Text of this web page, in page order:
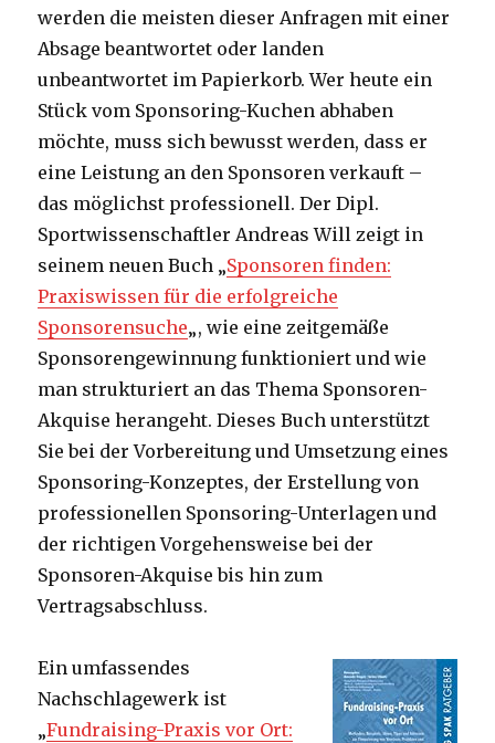
werden die meisten dieser Anfragen mit einer
Absage beantwortet oder landen
unbeantwortet im Papierkorb. Wer heute ein
Stück vom Sponsoring-Kuchen abhaben
möchte, muss sich bewusst werden, dass er
eine Leistung an den Sponsoren verkauft –
das möglichst professionell. Der Dipl.
Sportwissenschaftler Andreas Will zeigt in
seinem neuen Buch „Sponsoren finden:
Praxiswissen für die erfolgreiche
Sponsorensuche„, wie eine zeitgemäße
Sponsorengewinnung funktioniert und wie
man strukturiert an das Thema Sponsoren-
Akquise herangeht. Dieses Buch unterstützt
Sie bei der Vorbereitung und Umsetzung eines
Sponsoring-Konzeptes, der Erstellung von
professionellen Sponsoring-Unterlagen und
der richtigen Vorgehensweise bei der
Sponsoren-Akquise bis hin zum
Vertragsabschluss.
Ein umfassendes
Nachschlagewerk ist
„Fundraising-Praxis vor Ort: